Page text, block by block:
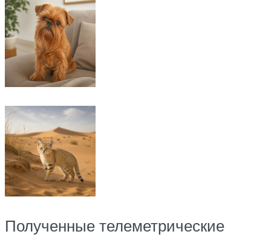
Полученные телеметрические